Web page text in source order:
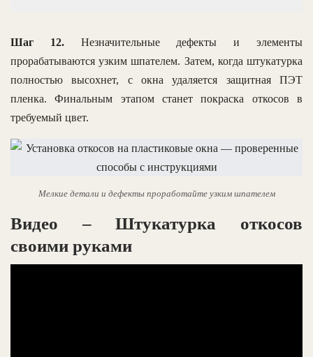
Шаг 12.Незначительные дефекты и элементы
прорабатываются узким шпателем. Затем, когда штукатурка
полностью высохнет, с окна удаляется защитная ПЭТ
пленка. Финальным этапом станет покраска откосов в
требуемый цвет.
Мелкие детали и дефекты проработайте узким шпателем
Видео – Штукатурка откосов
своими руками